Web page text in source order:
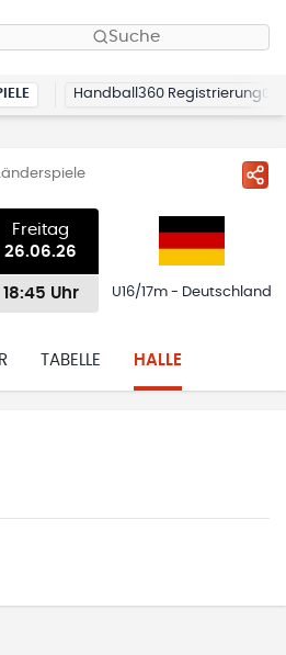
Suche
Handball360 Registrierung
Freitag
26.06.26
18:45 Uhr U16/17m - Deutschland
TABELLE HALLE